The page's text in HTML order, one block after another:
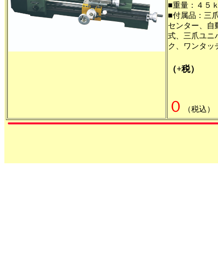
■重量：４５
■付属品：三
センター、自
式、三爪ユニ
ク、ワンタッ
（+税）
０ （税込）